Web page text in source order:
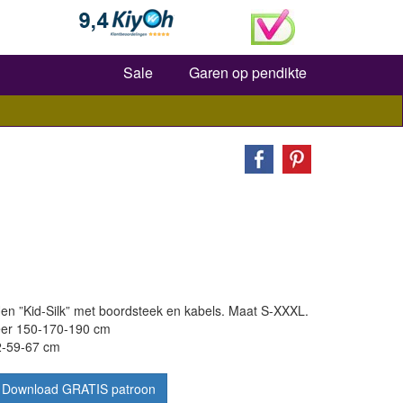
Zoeken
Sale Garen op pendikte
”Kid-Silk” met boordsteek en kabels. Maat S-XXXL.
150-170-190 cm
59-67 cm
Download GRATIS patroon